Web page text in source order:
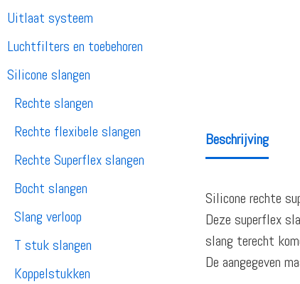
Uitlaat systeem
Luchtfilters en toebehoren
Silicone slangen
Rechte slangen
Rechte flexibele slangen
Rechte Superflex slangen
Bocht slangen
Slang verloop
T stuk slangen
Koppelstukken
Beschrijving
Silicone rechte
Deze superflex
slang terecht
De aangegeven